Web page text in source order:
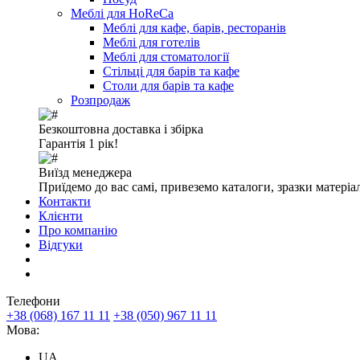
Меблі для HoReCa
Меблі для кафе, барів, ресторанів
Меблі для готелів
Меблі для стоматології
Стільці для барів та кафе
Столи для барів та кафе
Розпродаж
Безкоштовна доставка і збірка
Гарантія 1 рік!
Виїзд менеджера
Приїдемо до вас самі, привеземо каталоги, зразки
Контакти
Клієнти
Про компанію
Відгуки
Телефони
+38 (068) 167 11 11 +38 (050) 967 11 11
Мова:
UA